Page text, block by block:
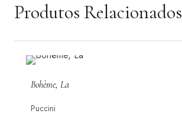
Produtos Relacionados
Bohème, La
Puccini